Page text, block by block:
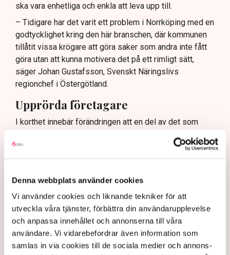
Denna webbplats använder cookies
Vi använder cookies och liknande tekniker för att
utveckla våra tjänster, förbättra din användarupplevelse
och anpassa innehållet och annonserna till våra
användare. Vi vidarebefordrar även information som
samlas in via cookies till de sociala medier och annons-
ska vara enhetliga och enkla att leva upp till.
– Tidigare har det varit ett problem i Norrköping med en
godtycklighet kring den här branschen, där kommunen
tillåtit vissa krögare att göra saker som andra inte fått
göra utan att kunna motivera det på ett rimligt sätt,
säger Johan Gustafsson, Svenskt Näringslivs
regionchef i Östergötland.
Upprörda företagare
I korthet innebär förändringen att en del av det som
kvartersmark. Allmän platsmark är till för allmänheten
och kan bara upplåtas för annan verksamhet, till
inte ha alltför omfattande konstruktioner som väggar
och inglasning.
– Det har funnits konstruktioner runt uteserveringarna
som inte varit öppna och sådana är inte tillåtna på
offentlig mark. Därför görs förändringarna, säger Maria
Egebäck, enhetschef på driftstöd och service i